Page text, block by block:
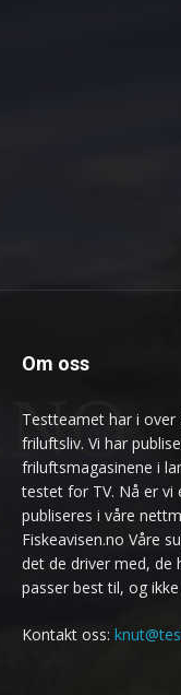
Om oss
Testteamet har i
friluftsliv. Vi har
friluftsmagasinene i
testet for TV. Nå er vi
publiseres i våre
Fiskeavisen.no Våre
det de driver med,
passer best til, og
Kontakt oss: